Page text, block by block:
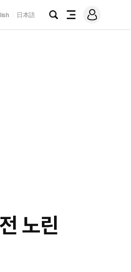
日本語
검
전
메
그
노린